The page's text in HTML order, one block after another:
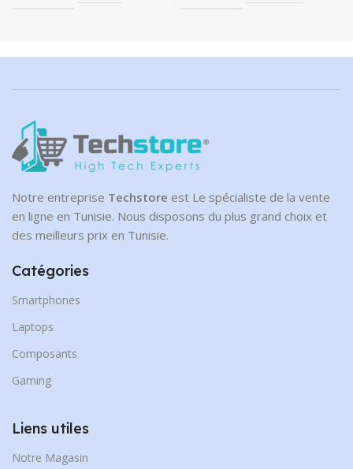
Notre entreprise Techstore est Le spécialiste de la vente
en ligne en Tunisie. Nous disposons du plus grand choix et
des meilleurs prix en Tunisie.
Catégories
Smartphones
Laptops
Composants
Gaming
Liens utiles
Notre Magasin